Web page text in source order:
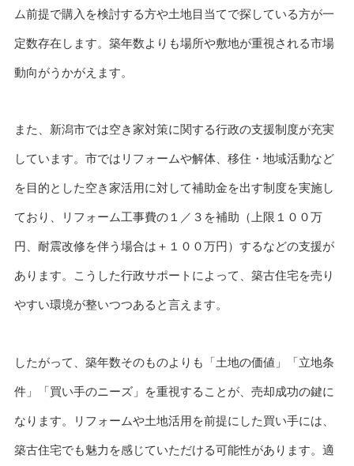
ム前提で購入を検討する方や土地目当てで探している方が一
定数存在します。築年数よりも場所や敷地が重視される市場
動向がうかがえます。
また、新潟市では空き家対策に関する行政の支援制度が充実
しています。市ではリフォームや解体、移住・地域活動など
を目的とした空き家活用に対して補助金を出す制度を実施し
ており、リフォーム工事費の１／３を補助（上限１００万
円、耐震改修を伴う場合は＋１００万円）するなどの支援が
あります。こうした行政サポートによって、築古住宅を売り
やすい環境が整いつつあると言えます。
したがって、築年数そのものよりも「土地の価値」「立地条
件」「買い手のニーズ」を重視することが、売却成功の鍵に
なります。リフォームや土地活用を前提にした買い手には、
築古住宅でも魅力を感じていただける可能性があります。適